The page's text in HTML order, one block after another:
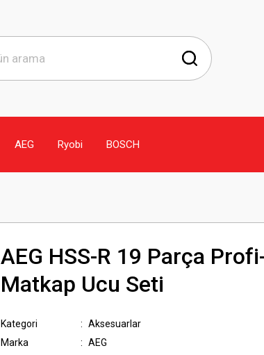
AEG Ryobi BOSCH
AEG HSS-R 19 Parça
Matkap Ucu Seti
Kategori
Aksesuarlar
Marka
AEG